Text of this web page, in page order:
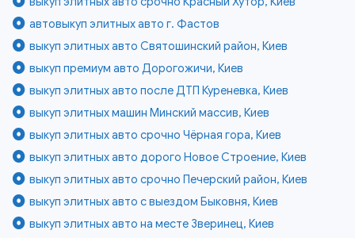
автовыкуп элитных авто г. Фастов
выкуп элитных авто Святошинский район, Киев
выкуп премиум авто Дорогожичи, Киев
выкуп элитных авто после ДТП Куреневка, Киев
выкуп элитных машин Минский массив, Киев
выкуп элитных авто срочно Чёрная гора, Киев
выкуп элитных авто дорого Новое Строение, Киев
выкуп элитных авто срочно Печерский район, Киев
выкуп элитных авто с выездом Быковня, Киев
выкуп элитных авто на месте Зверинец, Киев